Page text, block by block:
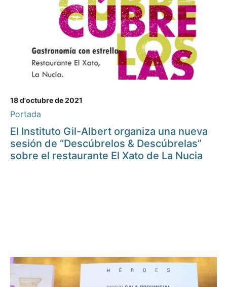
18 d'octubre de 2021
Portada
El Instituto Gil-Albert organiza una nueva
sesión de “Descúbrelos & Descúbrelas”
sobre el restaurante El Xato de La Nucia